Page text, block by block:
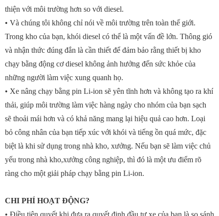
thiện với môi trường hơn so với diesel.
• Và chúng tôi không chỉ nói về môi trường trên toàn thế giới.
Trong kho của bạn, khói diesel có thể là một vấn đề lớn. Thông gió
và nhận thức đúng đắn là cần thiết để đảm bảo rằng thiết bị kho
chạy bằng động cơ diesel không ảnh hưởng đến sức khỏe của
những người làm việc xung quanh họ.
• Xe nâng chạy bằng pin Li-ion sẽ yên tĩnh hơn và không tạo ra khí
thải, giúp môi trường làm việc hàng ngày cho nhóm của bạn sạch
sẽ thoải mái hơn và có khả năng mang lại hiệu quả cao hơn. Loại
bỏ công nhân của bạn tiếp xúc với khói và tiếng ồn quá mức, đặc
biệt là khi sử dụng trong nhà kho, xưởng. Nếu bạn sẽ làm việc chủ
yếu trong nhà kho,xưởng công nghiệp, thì đó là một ưu điểm rõ
ràng cho một giải pháp chạy bằng pin Li-ion.
CHI PHÍ HOẠT ĐỘNG?
• Điều tiên quyết khi đưa ra quyết định đầu tư xe của bạn là so sánh